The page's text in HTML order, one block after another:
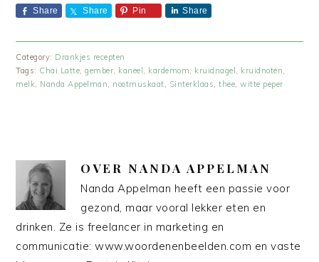
Share Share Pin Share
Category: Drankjes recepten
Tags: Chai Latte,gember, kaneel , kardemom, kruidnagel , kruidnoten,
melk, Nanda Appelman, nootmuskaat, Sinterklaas,thee,witte peper
OVER NANDA APPELMAN
Nanda Appelman heeft een passie voor
gezond, maar vooral lekker eten en
drinken. Ze is freelancer in marketing en
communicatie: www.woordenenbeelden.com en vaste